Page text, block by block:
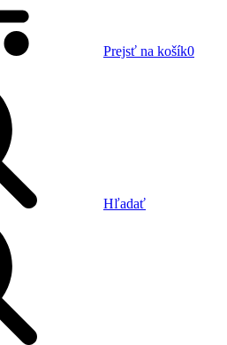
Prejsť na košík0
Hľadať